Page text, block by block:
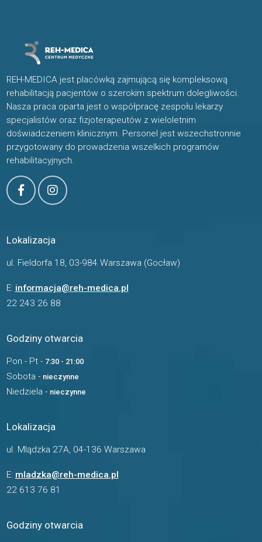
REH-MEDICA jest placówką zajmującą się kompleksową
rehabilitacją pacjentów o szerokim spektrum dolegliwości.
Nasza praca oparta jest o współpracę zespołu lekarzy
specjalistów oraz fizjoterapeutów z wieloletnim
doświadczeniem klinicznym. Personel jest wszechstronnie
przygotowany do prowadzenia wszelkich programów
rehabilitacyjnych.
Lokalizacja
ul. Fieldorfa 18, 03-984 Warszawa (Gocław)
E: informacja@reh-medica.pl
22 243 26 88
Godziny otwarcia
Pon - Pt - 7:30 - 21:00
Sobota - nieczynne
Niedziela - nieczynne
Lokalizacja
ul. Mlądzka 27A, 04-136 Warszawa
E: mladzka@reh-medica.pl
22 613 76 81
Godziny otwarcia